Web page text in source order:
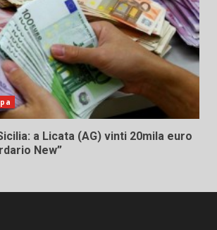
a Licata (AG) vinti 20mila euro
New”